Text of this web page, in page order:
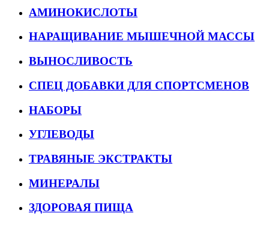
АМИНОКИСЛОТЫ
НАРАЩИВАНИЕ МЫШЕЧНОЙ МАССЫ
ВЫНОСЛИВОСТЬ
СПЕЦ ДОБАВКИ ДЛЯ СПОРТСМЕНОВ
НАБОРЫ
УГЛЕВОДЫ
ТРАВЯНЫЕ ЭКСТРАКТЫ
МИНЕРАЛЫ
ЗДОРОВАЯ ПИЩА